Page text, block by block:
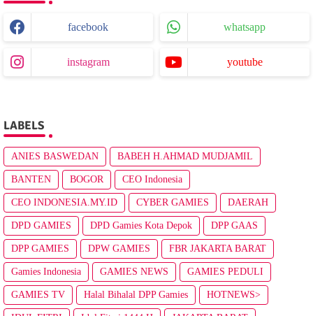
facebook whatsapp
instagram youtube
LABELS
ANIES BASWEDAN BABEH H.AHMAD MUDJAMIL
BANTEN BOGOR CEO Indonesia
CEO INDONESIA.MY.ID CYBER GAMIES DAERAH
DPD GAMIES DPD Gamies Kota Depok DPP GAAS
DPP GAMIES DPW GAMIES FBR JAKARTA BARAT
Gamies Indonesia GAMIES NEWS GAMIES PEDULI
GAMIES TV Halal Bihalal DPP Gamies HOTNEWS>